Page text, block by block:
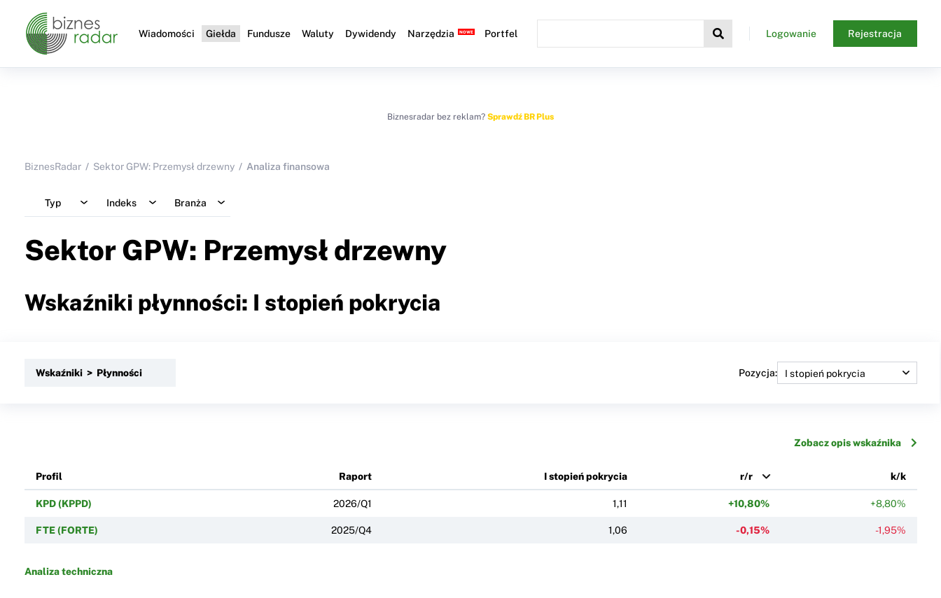
Wiadomości Giełda Fundusze Waluty Dywidendy Narzędzia Portfel Logowanie Rejestracja
Biznesradar bez reklam? Sprawdź BR Plus
BiznesRadar Sektor GPW: Przemysł drzewny Analiza finansowa
Typ Indeks Branża
Sektor GPW: Przemysł drzewny
Wskaźniki płynności: I stopień pokrycia
Wskaźniki > Płynności Pozycja:
Zobacz opis wskaźnika
Profil Raport I stopień pokrycia r/r k/k
KPD (KPPD) 2026/Q1 1,11 +10,80% +8,80%
FTE (FORTE) 2025/Q4 1,06 -0,15% -1,95%
Analiza techniczna